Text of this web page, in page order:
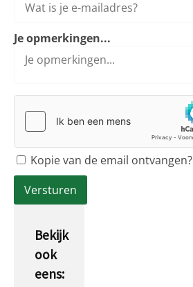
Je opmerkingen...
Kopie van de email ontvangen?
Bekijk
ook
eens: